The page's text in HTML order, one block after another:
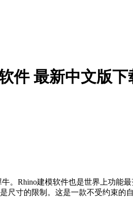
件 最新中文版下
。Rhino建模软件也是世界上功能
寸的限制。这是一款不受约束的